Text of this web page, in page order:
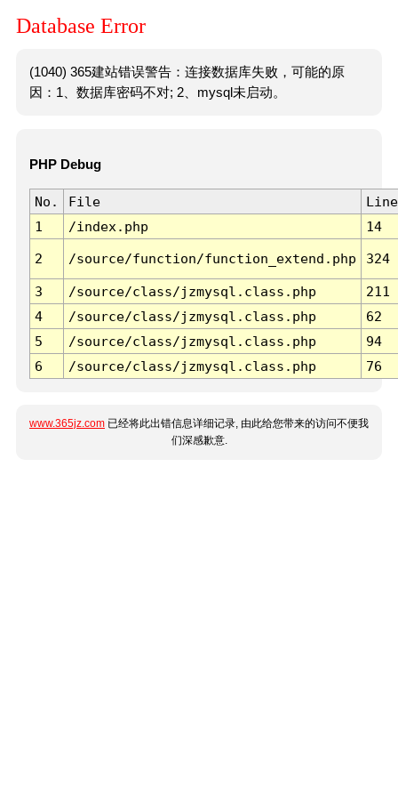
Database Error
(1040) 365建站错误警告：连接数据库失败，可能的原
因：1、数据库密码不对; 2、mysql未启动。
PHP Debug
No. File
Line
1
/index.php 14
2 /source/function/function_extend.php 324
3 /source/class/jzmysql.class.php
211
4
/source/class/jzmysql.class.php
62
5
/source/class/jzmysql.class.php
94
6
/source/class/jzmysql.class.php 76
www.365jz.com 已经将此出错信息详细记录, 由此给您带来的访问不便我
们深感歉意.